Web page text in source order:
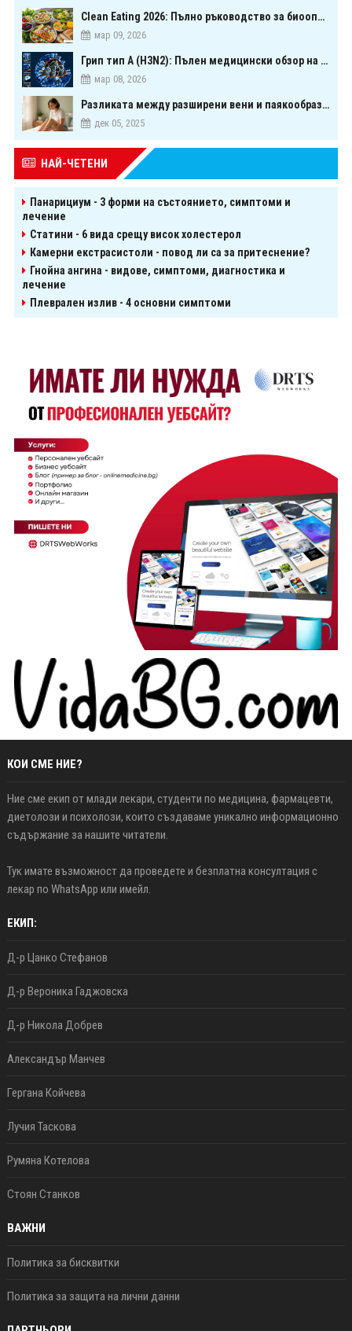
Clean Eating 2026: Пълно ръководство за биооптимизация чрез хранене
мар 09, 2026
Грип тип A (H3N2): Пълен медицински обзор на сезонния щам през 2026 г.
мар 08, 2026
Разликата между разширени вени и паякообразни вени - и как наистина можете да ги предотвратите
дек 05, 2025
НАЙ-ЧЕТЕНИ
Панарициум - 3 форми на състоянието, симптоми и
лечение
Статини - 6 вида срещу висок холестерол
Камерни екстрасистоли - повод ли са за притеснение?
Гнойна ангина - видове, симптоми, диагностика и
лечение
Плеврален излив - 4 основни симптоми
КОИ СМЕ НИЕ?
Ние сме екип от млади лекари, студенти по медицина, фармацевти,
диетолози и психолози, които създаваме уникално информационно
съдържание за нашите читатели.
Тук имате възможност да проведете и безплатна консултация с
лекар по WhatsApp или имейл.
ЕКИП:
Д-р Цанко Стефанов
Д-р Вероника Гаджовска
Д-р Никола Добрев
Александър Манчев
Гергана Койчева
Лучия Таскова
Румяна Котелова
Стоян Станков
ВАЖНИ
Политика за бисквитки
Политика за защита на лични данни